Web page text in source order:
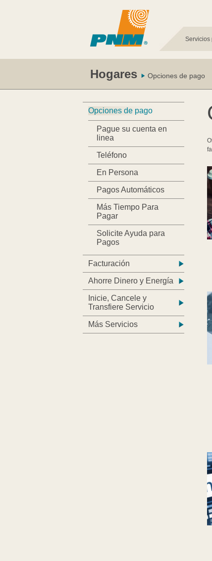
Servicios
Hogares Opciones de pago
Opciones de pago
Pague su cuenta en
linea
Teléfono
En Persona
Pagos Automáticos
Más Tiempo Para
Pagar
Solicite Ayuda para
Pagos
Facturación
Ahorre Dinero y Energía
Inicie, Cancele y
Transfiere Servicio
Más Servicios